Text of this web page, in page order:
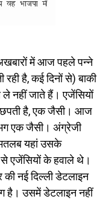
अखबारों में आज पहले पन्ने
है, कई दिनों से) बाकी
ले नहीं जाते हैं। एजेंसियों
छपती है, एक जैसी। आज
एक जैसी। अंग्रेजी
यहां उसके
एजेंसियों के हवाले थे।
नई दिल्ली डेटलाइन
है। उसमें डेटलाइन नहीं